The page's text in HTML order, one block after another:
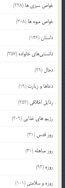
خواص سبزی ها (228)
خواص میوه ها (308)
داستان(146)
دانستنی‌های خانواده (357)
دجال (29)
دعاها و زیارت (19)
رذایل اخلاقی (252)
رژیم های غذایی (209)
روز قدس (31)
روز مباهله (41)
روزه (93)
روزه و سلامتی (101)